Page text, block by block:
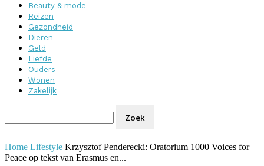
Beauty & mode
Reizen
Gezondheid
Dieren
Geld
Liefde
Ouders
Wonen
Zakelijk
Home Lifestyle Krzysztof Penderecki: Oratorium 1000 Voices for
Peace op tekst van Erasmus en...